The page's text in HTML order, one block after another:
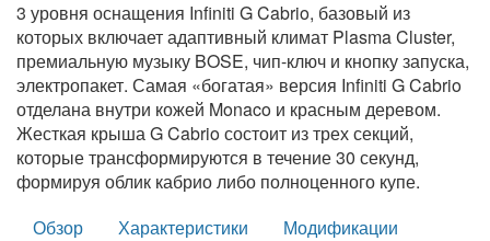
3 уровня оснащения Infiniti G Cabrio, базовый из
которых включает адаптивный климат Plasma Cluster,
премиальную музыку BOSE, чип-ключ и кнопку запуска,
электропакет. Самая «богатая» версия Infiniti G Cabrio
отделана внутри кожей Monaco и красным деревом.
Жесткая крыша G Cabrio состоит из трех секций,
которые трансформируются в течение 30 секунд,
формируя облик кабрио либо полноценного купе.
Обзор
Характеристики
Модификации